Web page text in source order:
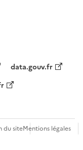
data.gouv.fr
du siteMentions légales